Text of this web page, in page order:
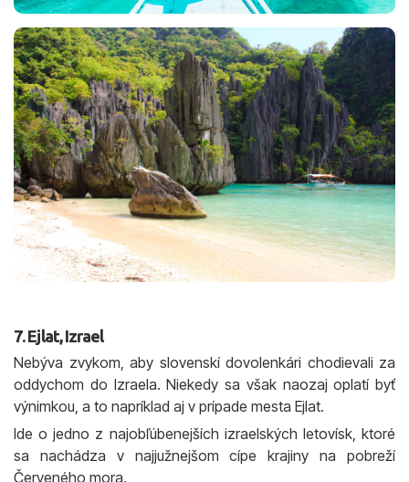
7. Ejlat, Izrael
Nebýva zvykom, aby slovenskí dovolenkári chodievali za
oddychom do Izraela. Niekedy sa však naozaj oplatí byť
výnimkou, a to napríklad aj v prípade mesta Ejlat.
Ide o jedno z najobľúbenejších izraelských letovísk, ktoré
sa nachádza v najjužnejšom cípe krajiny na pobreží
Červeného mora.